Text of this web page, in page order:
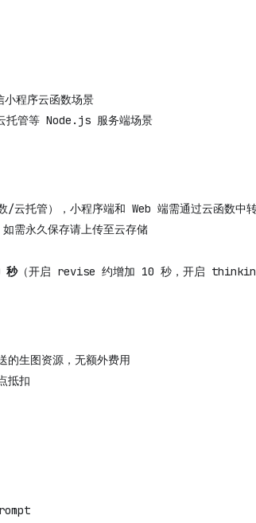
程序云函数场景
托管等 Node.js 服务端场景
数/云托管），小程序端和 Web 端需通过云函数中
如需永久保存请上传至云存储
秒（开启 revise 约增加 10 秒，开启
的生图资源，无额外费用
抵扣